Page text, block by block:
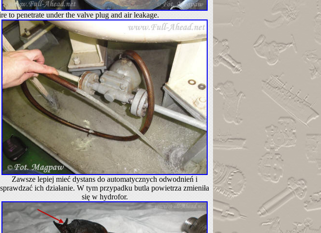
to penetrate under the valve plug and air leakage.
Zawsze lepiej mieć dystans do automatycznych odwodnień i
sprawdzać ich działanie. W tym przypadku butla powietrza zmieniła
się w hydrofor.